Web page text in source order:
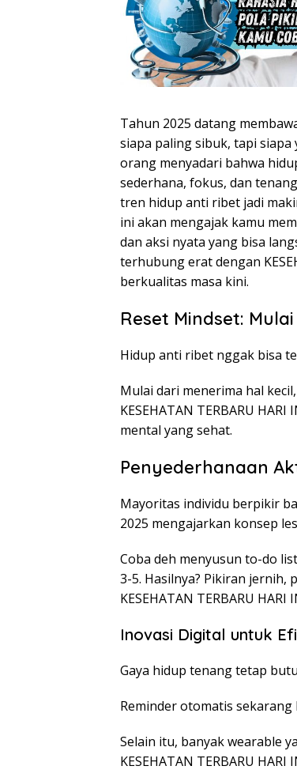
Tahun 2025 datang
siapa paling sibuk, tapi siapa
orang menyadari bahwa
sederhana, fokus, dan
tren hidup anti ribet jadi
ini akan mengajak kamu
dan aksi nyata yang bisa
terhubung erat dengan
berkualitas masa kini.
Reset Mindset:
Hidup anti ribet nggak bisa
Mulai dari menerima hal
KESEHATAN TERBARU
mental yang sehat.
Penyederhanaan
Mayoritas individu berpikir
2025 mengajarkan konsep
Coba deh menyusun to-do
3-5. Hasilnya? Pikiran jernih,
KESEHATAN TERBARU HARI
Inovasi Digital untuk
Gaya hidup tenang tetap
Reminder otomatis
Selain itu, banyak wearable
KESEHATAN TERBARU